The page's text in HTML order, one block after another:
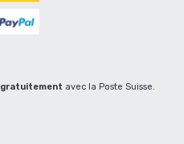
gratuitement avec la Poste Suisse.